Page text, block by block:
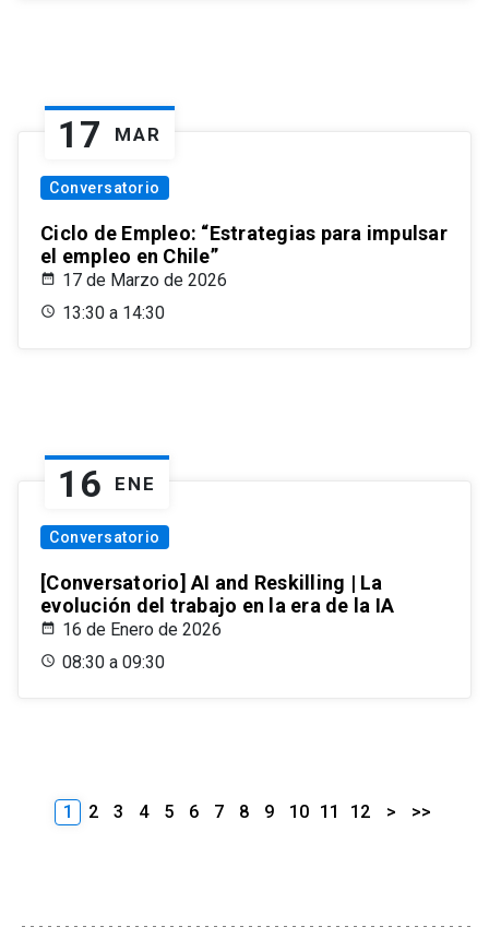
17 MAR
Conversatorio
Ciclo de Empleo: “Estrategias para impulsar
el empleo en Chile”
17 de Marzo de 2026
13:30 a 14:30
16 ENE
Conversatorio
[Conversatorio] AI and Reskilling | La
evolución del trabajo en la era de la IA
16 de Enero de 2026
08:30 a 09:30
1 2 3 4 5 6 7 8 9 10 11 12 > >>